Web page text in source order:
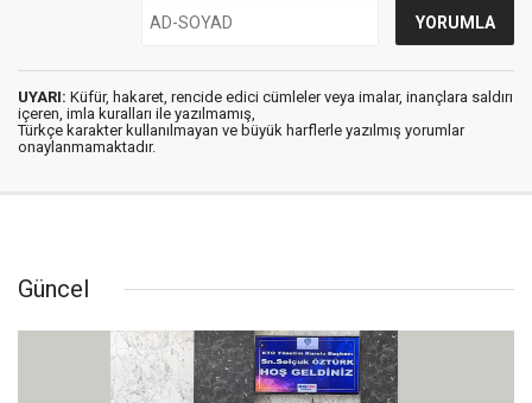
UYARI: Küfür, hakaret, rencide edici cümleler veya imalar, inançlara saldırı
içeren, imla kuralları ile yazılmamış,
Türkçe karakter kullanılmayan ve büyük harflerle yazılmış yorumlar
onaylanmamaktadır.
Güncel